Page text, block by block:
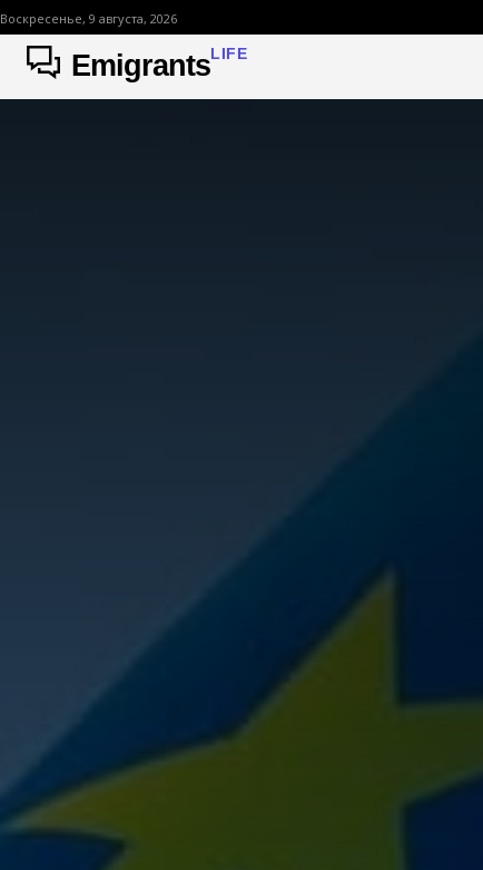
Воскресенье, 9 августа, 2026
EmigrantsLIFE